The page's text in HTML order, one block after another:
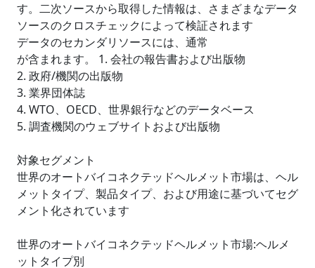
す。二次ソースから取得した情報は、さまざまなデータ
ソースのクロスチェックによって検証されます
データのセカンダリソースには、通常
が含まれます。 1. 会社の報告書および出版物
2. 政府/機関の出版物
3. 業界団体誌
4. WTO、OECD、世界銀行などのデータベース
5. 調査機関のウェブサイトおよび出版物
対象セグメント
世界のオートバイコネクテッドヘルメット市場は、ヘル
メットタイプ、製品タイプ、および用途に基づいてセグ
メント化されています
世界のオートバイコネクテッドヘルメット市場:ヘルメ
ットタイプ別